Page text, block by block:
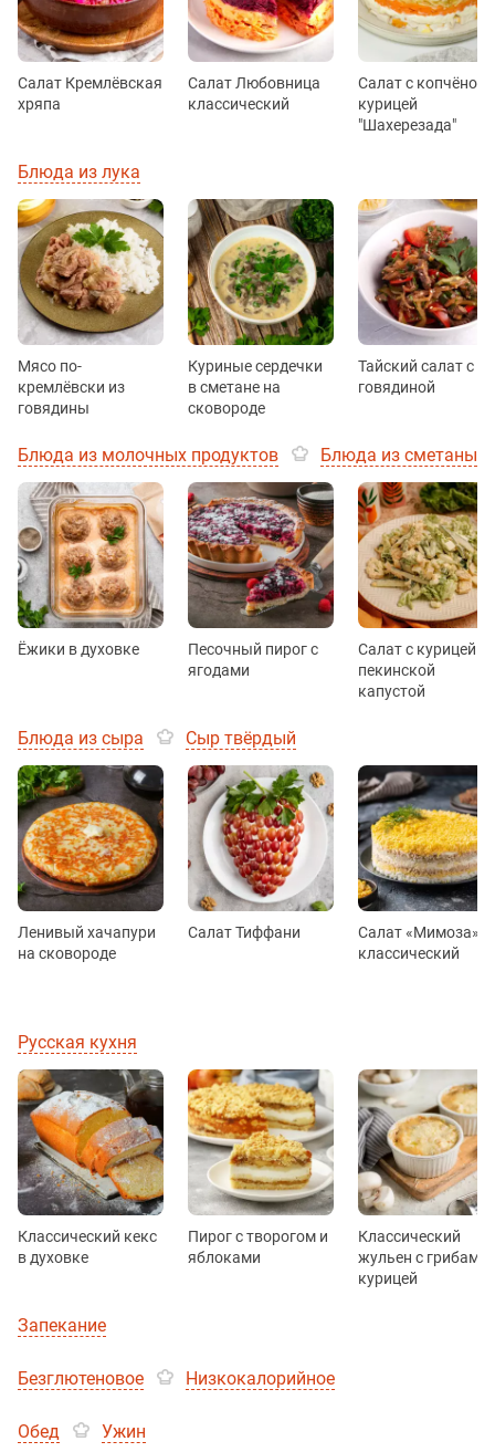
Салат Кремлёвская
хряпа
Салат Любовница
классический
Салат с копчёной
курицей
"Шахерезада"
Блюда из лука
Мясо по-
кремлёвски из
говядины
Куриные сердечки
в сметане на
сковороде
Тайский салат с
говядиной
Блюда из молочных продуктов Блюда из сметаны
Ёжики в духовке
Песочный пирог с
ягодами
Салат с курицей и
пекинской
капустой
Блюда из сыра Сыр твёрдый
Ленивый хачапури
на сковороде
Салат Тиффани
Салат «Мимоза»
классический
Русская кухня
Классический кекс
в духовке
Пирог с творогом и
яблоками
Классический
жульен с грибами
курицей
Запекание
Безглютеновое Низкокалорийное
Обед Ужин